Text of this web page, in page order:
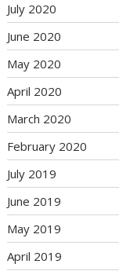
July 2020
June 2020
May 2020
April 2020
March 2020
February 2020
July 2019
June 2019
May 2019
April 2019